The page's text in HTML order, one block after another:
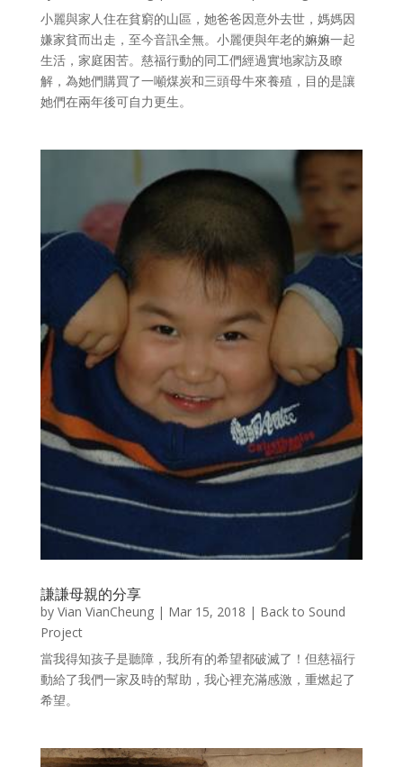
小麗與家人住在貧窮的山區，她爸爸因意外去世，媽媽因
嫌家貧而出走，至今音訊全無。小麗便與年老的嫲嫲一起
生活，家庭困苦。慈福行動的同工們經過實地家訪及瞭
解，為她們購買了一噸煤炭和三頭母牛來養殖，目的是讓
她們在兩年後可自力更生。
謙謙母親的分享
by Vian VianCheung| Mar 15, 2018 | Back to Sound
Project
當我得知孩子是聽障，我所有的希望都破滅了！但慈福行
動給了我們一家及時的幫助，我心裡充滿感激，重燃起了
希望。